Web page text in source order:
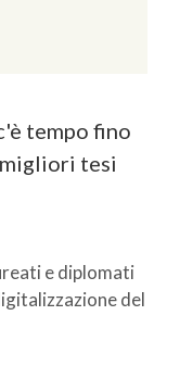
tempo fino
tesi
e diplomati
del